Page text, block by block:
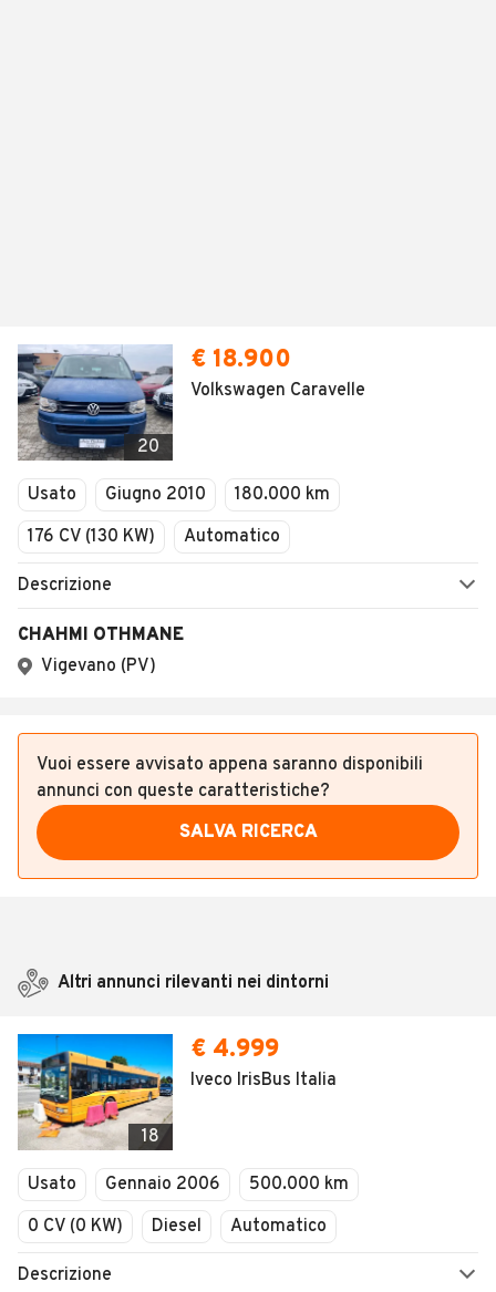
20
€ 18.900
Volkswagen Caravelle
Usato Giugno 2010
180.000 km
176 CV (130 KW)
Automatico
Descrizione
CHAHMI OTHMANE
Vigevano (PV)
Vuoi essere avvisato appena saranno disponibili
annunci con queste caratteristiche?
SALVA RICERCA
Altri annunci rilevanti nei dintorni
18
€ 4.999
Iveco IrisBus Italia
Usato Gennaio 2006
500.000 km
0 CV (0 KW)
Diesel Automatico
Descrizione